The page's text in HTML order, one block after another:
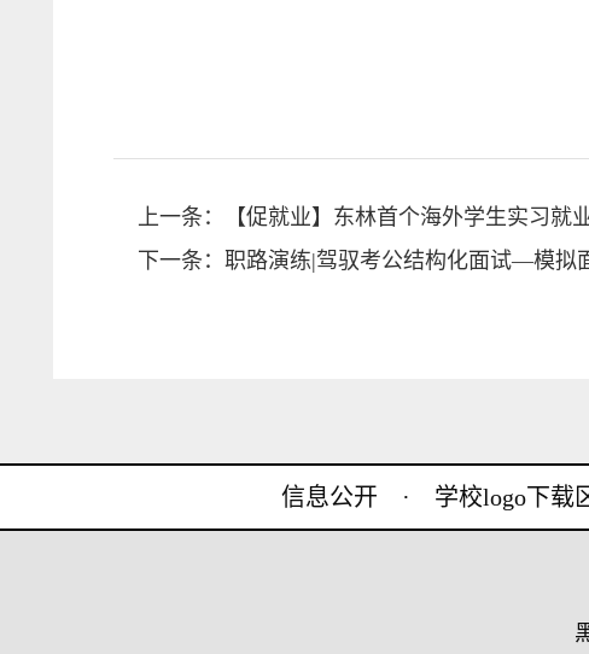
上一条：
【促就业】东林首个海外学生实习就
下一条： 职路演练|驾驭考公结构化面试—模拟
信息公开 · 学校logo下载